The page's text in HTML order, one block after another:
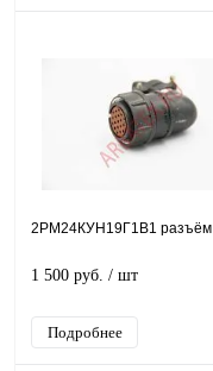
2РМ24КУН19Г1В1 разъём
1 500 руб. / шт
Подробнее